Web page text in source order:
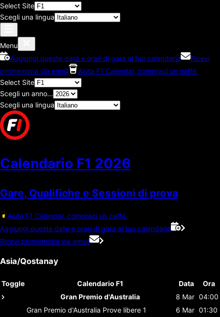
Select Site
Scegli una lingua
Menu
Aggiungi queste date e orari di gara al tuo calendario
Ricevi
promemoria via email
Aiuta F1 Calendar, compraci un caffé.
Select Site
Scegli un anno...
Scegli una lingua
Calendario F1 2026
Gare, Qualifiche e Sessioni di prova
Aiuta F1 Calendar, compraci un caffé.
Aggiungi queste date e orari di gara al tuo calendario
Ricevi promemoria via email
Asia/Qostanay
Toggle Calendario F1 Data
Ora
Gran Premio d'Australia
8 Mar 04:00
Gran Premio d'Australia Prove libere 1 6 Mar 01:30